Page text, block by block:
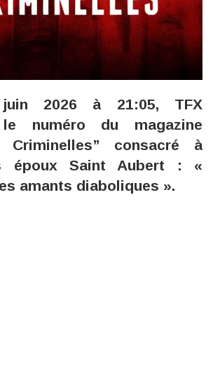
2026 à 21:05, TFX
numéro du magazine
Criminelles” consacré à
époux Saint Aubert : «
amants diaboliques ».